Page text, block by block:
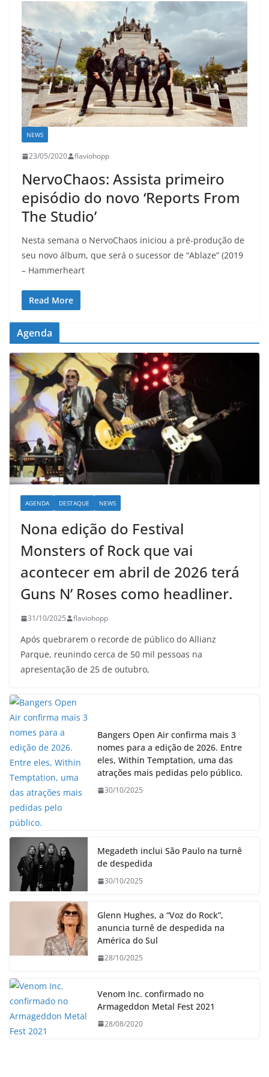
NEWS
23/05/2020 flaviohopp
NervoChaos: Assista primeiro
episódio do novo ‘Reports From
The Studio’
Nesta semana o NervoChaos iniciou a pré-produção de
seu novo álbum, que será o sucessor de “Ablaze” (2019
– Hammerheart
Read More
Agenda
AGENDA DESTAQUE NEWS
Nona edição do Festival
Monsters of Rock que vai
acontecer em abril de 2026 terá
Guns N’ Roses como headliner.
31/10/2025 flaviohopp
Após quebrarem o recorde de público do Allianz
Parque, reunindo cerca de 50 mil pessoas na
apresentação de 25 de outubro,
Bangers Open Air confirma mais 3
nomes para a edição de 2026. Entre
eles, Within Temptation, uma das
atrações mais pedidas pelo público.
30/10/2025
Megadeth inclui São Paulo na turnê
de despedida
30/10/2025
Glenn Hughes, a “Voz do Rock”,
anuncia turnê de despedida na
América do Sul
28/10/2025
Venom Inc. confirmado no
Armageddon Metal Fest 2021
28/08/2020